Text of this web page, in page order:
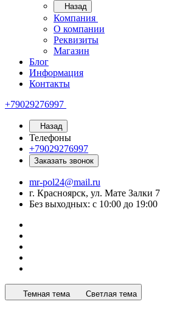
Назад
Компания
О компании
Реквизиты
Магазин
Блог
Информация
Контакты
+79029276997
Назад
Телефоны
+79029276997
Заказать звонок
mr-pol24@mail.ru
г. Красноярск, ул. Мате Залки 7
Без выходных: с 10:00 до 19:00
Темная тема Светлая тема